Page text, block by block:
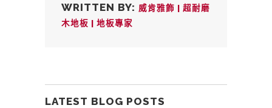
WRITTEN BY: 威肯雅飾 | 超耐磨
木地板 | 地板專家
LATEST BLOG POSTS